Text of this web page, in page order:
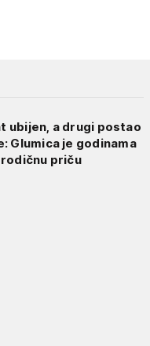
ubijen, a drugi postao
Glumica je godinama
priču